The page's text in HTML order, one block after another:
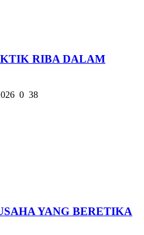
RIBA DALAM
0 38
YANG BERETIKA